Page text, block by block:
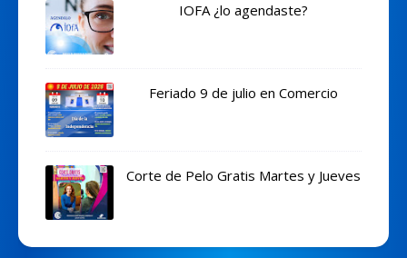
IOFA ¿lo agendaste?
Feriado 9 de julio en Comercio
Corte de Pelo Gratis Martes y Jueves